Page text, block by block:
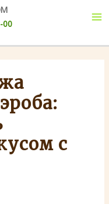
00
с